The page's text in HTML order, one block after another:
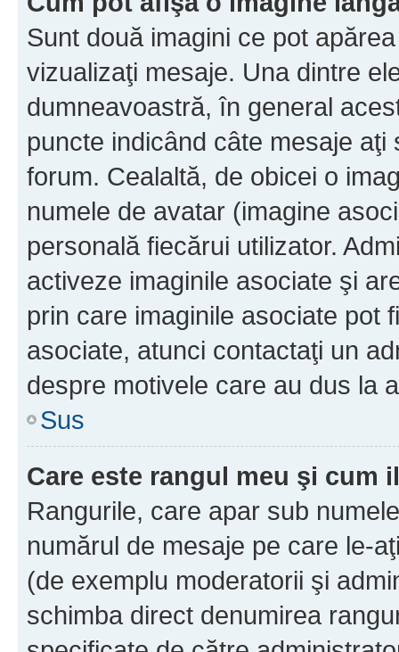
Sunt două imagini ce pot
vizualizaţi mesaje. Una dintre
dumneavoastră, în general
puncte indicând câte mesaje
forum. Cealaltă, de obicei o
numele de avatar (imagine
personală fiecărui utilizator.
activeze imaginile asociate şi
prin care imaginile asociate pot
asociate, atunci contactaţi un
despre motivele care au dus la
Sus
Care este rangul meu şi cum
Rangurile, care apar sub
numărul de mesaje pe care le-
(de exemplu moderatorii şi
schimba direct denumirea